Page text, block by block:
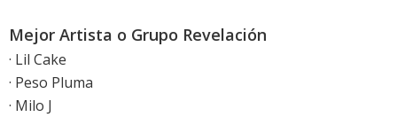
Mejor Artista o Grupo Revelación
· Lil Cake
· Peso Pluma
· Milo J